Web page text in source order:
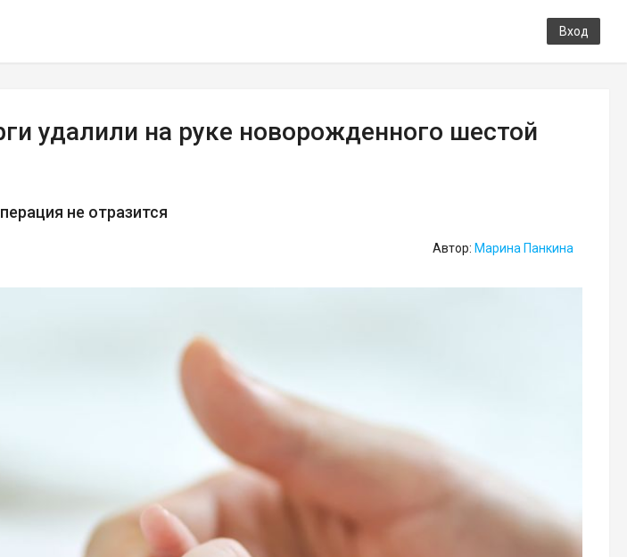
Вход
удалили на руке новорожденного шестой
не отразится
Автор: Марина Панкина